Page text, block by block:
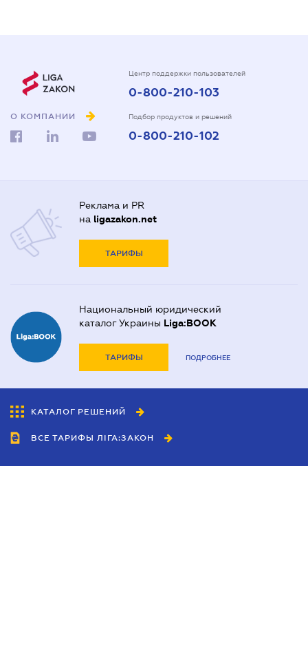
О КОМПАНИИ
Центр поддержки пользователей
0-800-210-103
Подбор продуктов и решений
0-800-210-102
Реклама и PR
на ligazakon.net
ТАРИФЫ
Национальный юридический
каталог Украины Liga:BOOK
ТАРИФЫ ПОДРОБНЕЕ
КАТАЛОГ РЕШЕНИЙ
ВСЕ ТАРИФЫ ЛІГА:ЗАКОН